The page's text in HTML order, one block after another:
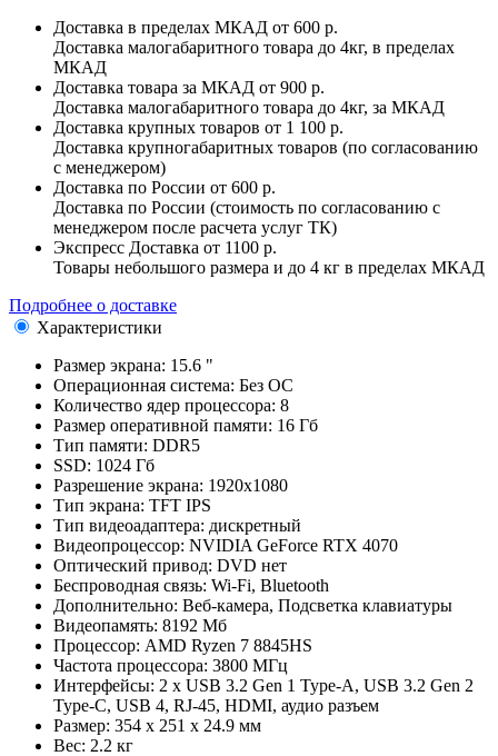
Доставка в пределах МКАД от 600 р.
Доставка малогабаритного товара до 4кг, в пределах
МКАД
Доставка товара за МКАД от 900 р.
Доставка малогабаритного товара до 4кг, за МКАД
Доставка крупных товаров от 1 100 р.
Доставка крупногабаритных товаров (по согласованию
с менеджером)
Доставка по России от 600 р.
Доставка по России (стоимость по согласованию с
менеджером после расчета услуг ТК)
Экспресс Доставка от 1100 р.
Товары небольшого размера и до 4 кг в пределах МКАД
Подробнее о доставке
Характеристики
Размер экрана: 15.6 "
Операционная система: Без ОС
Количество ядер процессора: 8
Размер оперативной памяти: 16 Гб
Тип памяти: DDR5
SSD: 1024 Гб
Разрешение экрана: 1920x1080
Тип экрана: TFT IPS
Тип видеоадаптера: дискретный
Видеопроцессор: NVIDIA GeForce RTX 4070
Оптический привод: DVD нет
Беспроводная связь: Wi-Fi, Bluetooth
Дополнительно: Веб-камера, Подсветка клавиатуры
Видеопамять: 8192 Мб
Процессор: AMD Ryzen 7 8845HS
Частота процессора: 3800 МГц
Интерфейсы: 2 x USB 3.2 Gen 1 Type-A, USB 3.2 Gen 2
Type-C, USB 4, RJ-45, HDMI, аудио разъем
Размер: 354 x 251 x 24.9 мм
Вес: 2.2 кг